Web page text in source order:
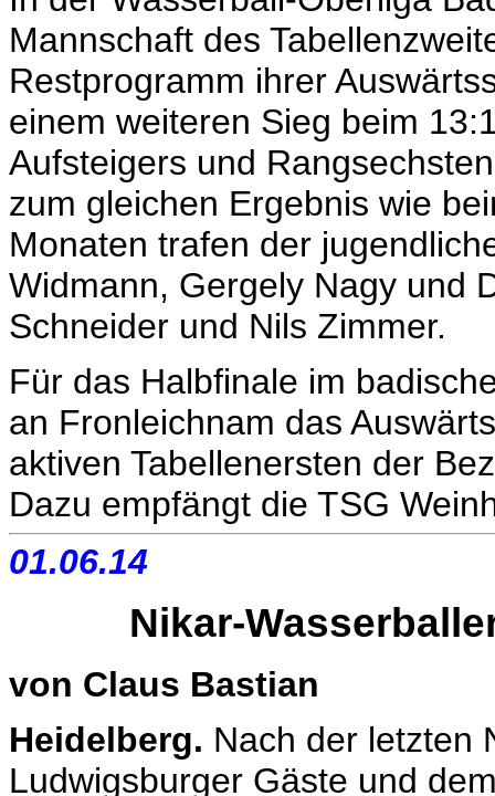
Mannschaft des
Restprogramm ihrer
einem weiteren Sieg beim
Aufsteigers und
zum gleichen Ergebnis wie
Monaten trafen der
Widmann, Gergely Nagy und
Schneider und Nils Zimmer.
Für das Halbfinale im
an Fronleichnam das
aktiven Tabellenersten der
Dazu empfängt die TSG
01.06.14
Nikar-
von Claus Bastian
Heidelberg. Nach der letzten
Ludwigsburger Gäste und